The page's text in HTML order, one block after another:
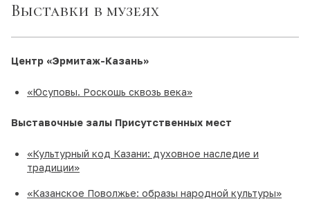
Выставки в музеях
Центр «Эрмитаж-Казань»
«Юсуповы. Роскошь сквозь века»
Выставочные залы Присутственных мест
«Культурный код Казани: духовное наследие и
традиции»
«Казанское Поволжье: образы народной культуры»